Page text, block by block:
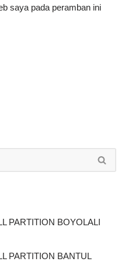
saya pada peramban ini
PARTITION BOYOLALI
PARTITION BANTUL